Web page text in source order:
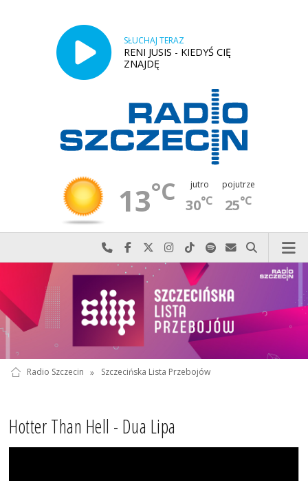
SŁUCHAJ TERAZ
RENI JUSIS - KIEDYŚ CIĘ
ZNAJDĘ
13°C jutro
30°C
pojutrze
25°C
Najlepiej po prostu do nas zadzwoń
Odwiedź nas na Facebook-u
Odwiedź nas na X
Odwiedź nas na Instagram-ie
Odwiedź nas na TikTok-u
Szukaj nas na Spotify
Wyślij do nas
Szukaj
Radio Szczecin » Szczecińska Lista Przebojów
Hotter Than Hell - Dua Lipa